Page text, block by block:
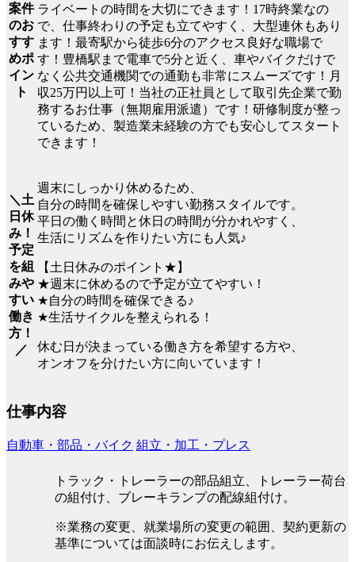
案件
のお
すす
めポ
イン
ト
ライベートの時間を大切にできます！17時終業なの
で、仕事終わりの予定も立てやすく、大型連休もあり
ます！最寄駅から徒歩6分のアクセス良好な職場で
す！豊橋駅まで電車で5分と近く、車やバイクだけで
なく公共交通機関での通勤も非常にスムーズです！月
収25万円以上可！当社の正社員として取引先企業で勤
務するお仕事（無期雇用派遣）です！研修制度が整っ
ているため、製造業未経験の方でも安心してスタート
できます！
＼土
日休
み！
予定
を組
みや
すい
働き
方！
／
週末にしっかり休めるため、
自分の時間を確保しやすい勤務スタイルです。
平日の働く時間と休日の時間が分かれやすく、
生活にリズムを作りたい方にも人気♪
【土日休みのポイント★】
★週末に休めるので予定が立てやすい！
★自分の時間を確保できる♪
★生活サイクルを整えられる！
休む日が決まっている働き方を希望する方や、
オンオフを分けたい方に向いています！
仕事内容
自動車・部品・バイク 組立・加工・プレス
トラック・トレーラーの部品組立、トレーラー荷台
の組付け、ブレーキランプの配線組付け。
※業務の変更、就業場所の変更の範囲、契約更新の
基準については面談時にお伝えします。